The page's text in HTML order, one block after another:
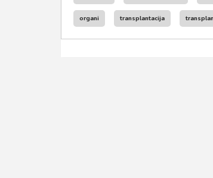
organi transplantacija